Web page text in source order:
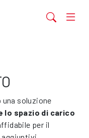
soluzione
lo spazio di carico
per il